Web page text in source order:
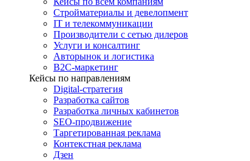
Стройматериалы и девелопмент
IT и телекоммуникации
Производители с сетью дилеров
Услуги и консалтинг
Авторынок и логистика
B2С-маркетинг
Кейсы по направлениям
Digital-стратегия
Разработка сайтов
Разработка личных кабинетов
SEO-продвижение
Таргетированная реклама
Контекстная реклама
Дзен